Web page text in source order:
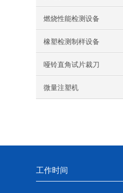
燃烧性能检测设备
橡塑检测制样设备
哑铃直角试片裁刀
微量注塑机
工作时间